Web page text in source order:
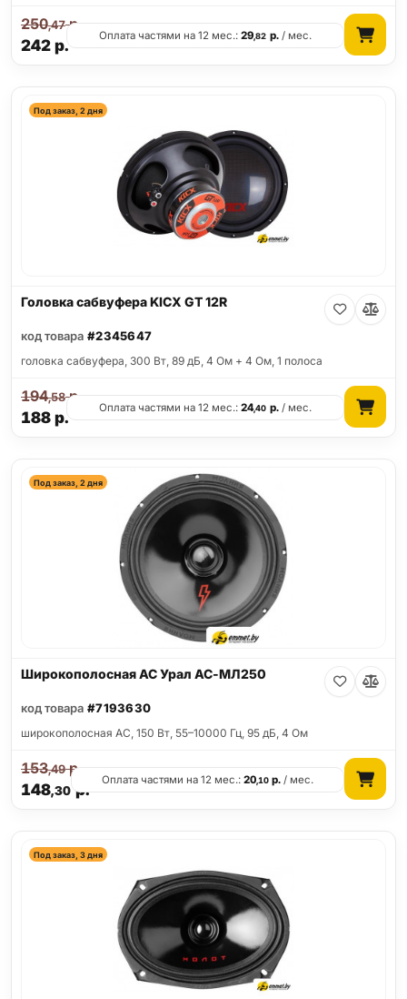
242р.
250,47р.
Оплата частями на 12 мес.:29,82 р./ мес.
Под заказ, 2 дня
Головка сабвуфера KICX GT 12R
код товара #2345647
головка сабвуфера, 300 Вт, 89 дБ, 4 Ом + 4 Ом, 1 полоса
188р.
194,58р.
Оплата частями на 12 мес.:24,40 р./ мес.
Под заказ, 2 дня
Широкополосная АС Урал АС-МЛ250
код товара #7193630
широкополосная АС, 150 Вт, 55–10000 Гц, 95 дБ, 4 Ом
148,30р.
153,49р.
Оплата частями на 12 мес.:20,10 р. / мес.
Под заказ, 3 дня